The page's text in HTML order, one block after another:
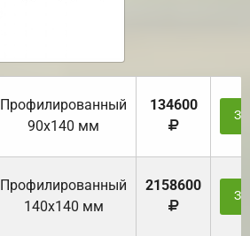
Профилированный
90х140 мм
134600
Профилированный
140х140 мм
2158600